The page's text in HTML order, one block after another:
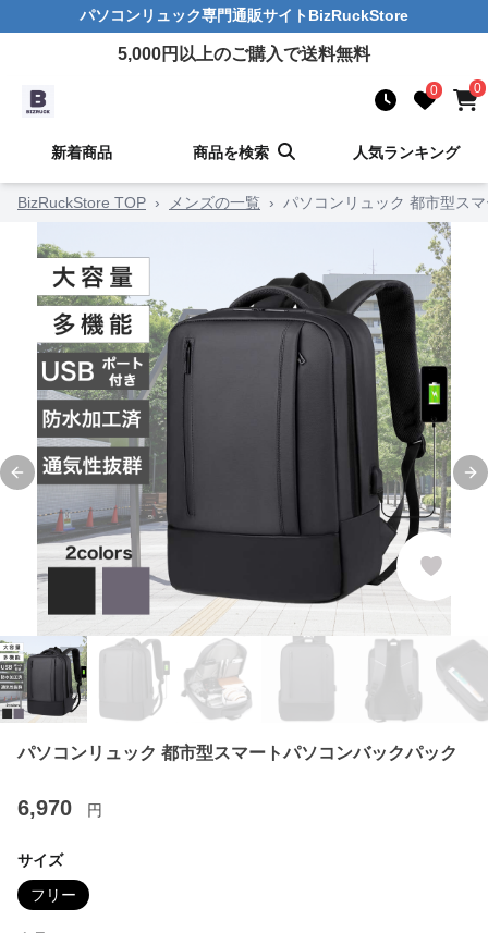
パソコンリュック専門通販サイト BizRuckStore
5,000円以上のご購入で送料無料
0 0
新着商品 商品を検索 人気ランキング
BizRuckStore TOP › メンズの一覧 › パソコンリュック 都市型ス
Previous slide
パソコンリュック 都市型スマートパソコンバックパック
6,970 円
サイズ
フリー